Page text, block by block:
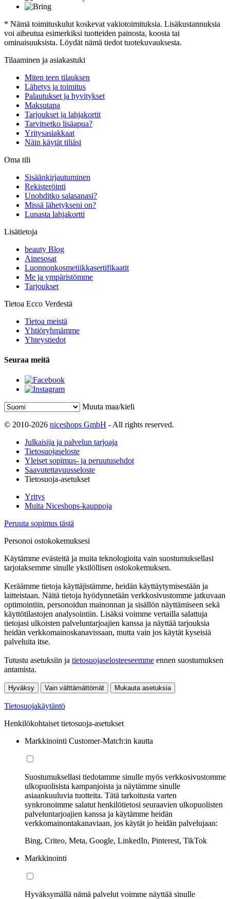
* Nämä toimituskulut koskevat vakiotoimituksia. Lisäkustannuksia
voi aiheutua esimerkiksi tuotteiden painosta, koosta tai
ominaisuuksista. Löydät nämä tiedot tuotekuvauksesta.
Tilaaminen ja asiakastuki
Miten teen tilauksen
Lähetys ja toimitus
Palautukset ja hyvitykset
Maksutapa
Tarjoukset ja lahjakortit
Tarvitsetko lisäapua?
Yritysasiakkaat
Näin käytät tiliäsi
Oma tili
Sisäänkirjautuminen
Rekisteröinti
Unohditko salasanasi?
Missä lähetykseni on?
Lunasta lahjakortti
Lisätietoja
beauty Blog
Ainesosat
Luonnonkosmetiikkasertifikaatit
Me ja ympäristömme
Tarjoukset
Tietoa Ecco Verdestä
Tietoa meistä
Yhtiöryhmämme
Yhteystiedot
Seuraa meitä
Muuta maa/kieli
© 2010-2026 niceshops GmbH - All rights reserved.
Julkaisija ja palvelun tarjoaja
Tietosuojaseloste
Yleiset sopimus- ja peruutusehdot
Saavutettavuusseloste
Tietosuoja-asetukset
Yritys
Muita Niceshops-kauppoja
Peruuta sopimus tästä
Personoi ostokokemuksesi
Käytämme evästeitä ja muita teknologioita vain suostumuksellasi
tarjotaksemme sinulle yksilöllisen ostokokemuksen.
Keräämme tietoja käyttäjistämme, heidän käyttäytymisestään ja
laitteistaan. Näitä tietoja hyödynnetään verkkosivustomme jatkuvaan
optimointiin, personoidun mainonnan ja sisällön näyttämiseen sekä
käyttötilastojen analysointiin. Lisäksi voimme vertailla salattuja
tietojasi ulkoisten palveluntarjoajien kanssa ja näyttää tarjouksia
heidän verkkomainoskanavissaan, mutta vain jos käytät kyseisiä
palveluita itse.
Tutustu asetuksiin ja tietosuojaselosteeseemme ennen suostumuksen
antamista.
Hyväksy Vain välttämättömät Mukauta asetuksia
Tietosuojakäytäntö
Henkilökohtaiset tietosuoja-asetukset
Markkinointi Customer-Match:in kautta
Suostumuksellasi tiedotamme sinulle myös verkkosivustomme
ulkopuolisista kampanjoista ja näytämme sinulle
asiaankuuluvia tuotteita. Tätä tarkoitusta varten
synkronoimme salatut henkilötietosi seuraavien ulkopuolisten
palveluntarjoajien kanssa ja käytämme heidän
verkkomainontakanaviaan, jos käytät jo heidän palvelujaan:
Bing, Criteo, Meta, Google, LinkedIn, Pinterest, TikTok
Markkinointi
Hyväksymällä nämä palvelut voimme näyttää sinulle